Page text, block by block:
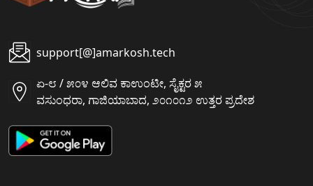
support[@]amarkosh.tech
ಏ-೮ / ೫೦೪ ಆಲಿವ ಕಾಉಂಟೀ, ಸೈಕ್ಟರ ೫
ವಸುಂಧರಾ, ಗಾಜಿಯಾಬಾದ, ೨೦೧೦೧೨ ಉತ್ತರ ಪ್ರದೇಶ